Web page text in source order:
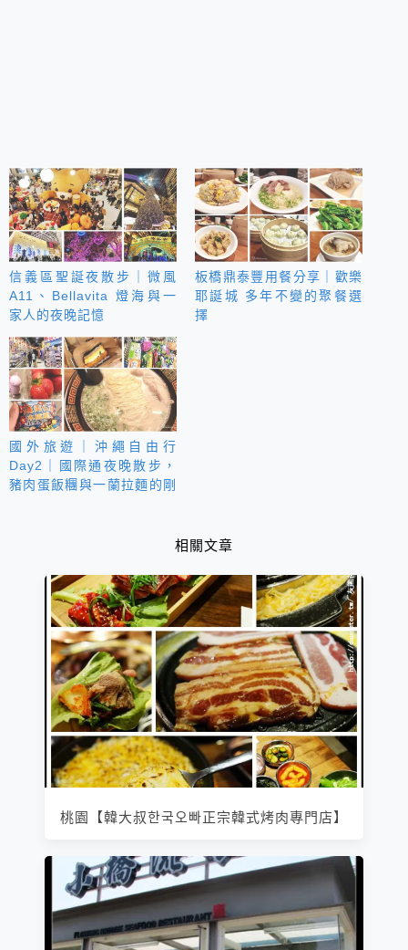
信義區聖誕夜散步｜微風
A11、Bellavita 燈海與一
家人的夜晚記憶
板橋鼎泰豐用餐分享｜歡樂
耶誕城 多年不變的聚餐選
擇
國外旅遊｜沖繩自由行
Day2｜國際通夜晚散步，
豬肉蛋飯糰與一蘭拉麵的剛
相關文章
桃園【韓大叔한국오빠正宗韓式烤肉專門店】